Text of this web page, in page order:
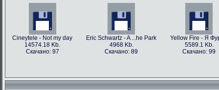
Cineytele - Not my day
14574.18 Kb.
Скачано: 97
Eric Schwartz - A ...he Park
4968 Kb.
Скачано: 89
Yellow Fire - Я
5589.1 Kb.
Скачано: 99